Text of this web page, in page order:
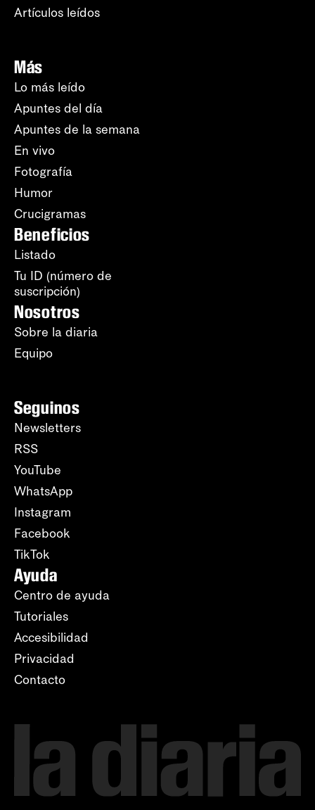
Artículos leídos
Más
Lo más leído
Apuntes del día
Apuntes de la semana
En vivo
Fotografía
Humor
Crucigramas
Beneficios
Listado
Tu ID (número de
suscripción)
Nosotros
Sobre la diaria
Equipo
Seguinos
Newsletters
RSS
YouTube
WhatsApp
Instagram
Facebook
TikTok
Ayuda
Centro de ayuda
Tutoriales
Accesibilidad
Privacidad
Contacto